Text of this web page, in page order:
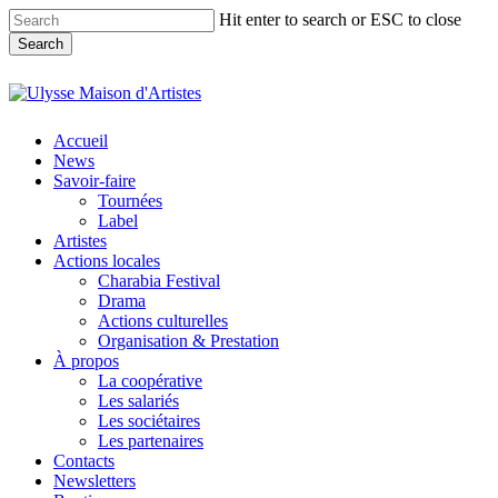
Skip
to
main
Hit enter to search or ESC to close
Search
Close
search
Menu
Accueil
News
Savoir-faire
Tournées
Label
Artistes
Actions locales
Charabia Festival
Drama
Actions culturelles
Organisation & Prestation
À propos
La coopérative
Les salariés
Les sociétaires
Les partenaires
Contacts
Newsletters